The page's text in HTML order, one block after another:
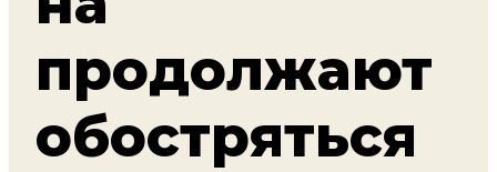
продолжают
обостряться